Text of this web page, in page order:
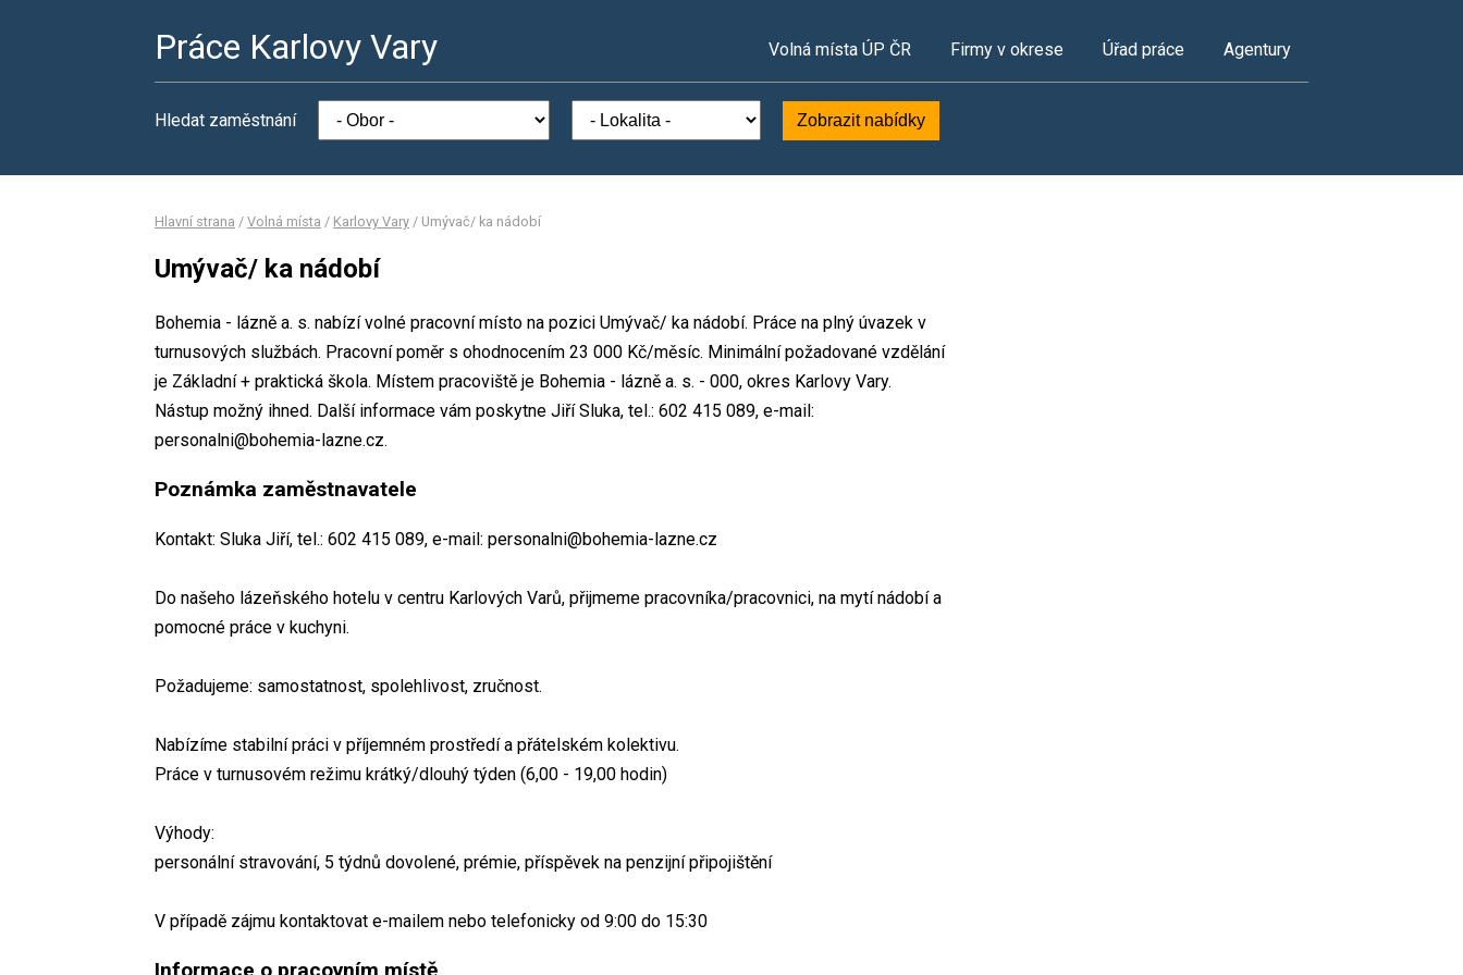
Práce Karlovy Vary Volná místa ÚP ČR Firmy v okrese Úřad práce Agentury
Hledat zaměstnání Zobrazit nabídky
Hlavní strana / Volná místa / Karlovy Vary / Umývač/ ka nádobí
Umývač/ ka nádobí
Bohemia - lázně a. s. nabízí volné pracovní místo na pozici Umývač/ ka nádobí. Práce na plný úvazek v
turnusových službách. Pracovní poměr s ohodnocením 23 000 Kč/měsíc. Minimální požadované vzdělání
je Základní + praktická škola. Místem pracoviště je Bohemia - lázně a. s. - 000, okres Karlovy Vary.
Nástup možný ihned. Další informace vám poskytne Jiří Sluka, tel.: 602 415 089, e-mail:
personalni@bohemia-lazne.cz.
Poznámka zaměstnavatele
Kontakt: Sluka Jiří, tel.: 602 415 089, e-mail: personalni@bohemia-lazne.cz
Do našeho lázeňského hotelu v centru Karlových Varů, přijmeme pracovníka/pracovnici, na mytí nádobí a
pomocné práce v kuchyni.
Požadujeme: samostatnost, spolehlivost, zručnost.
Nabízíme stabilní práci v příjemném prostředí a přátelském kolektivu.
Práce v turnusovém režimu krátký/dlouhý týden (6,00 - 19,00 hodin)
Výhody:
personální stravování, 5 týdnů dovolené, prémie, příspěvek na penzijní připojištění
V případě zájmu kontaktovat e-mailem nebo telefonicky od 9:00 do 15:30
Informace o pracovním místě